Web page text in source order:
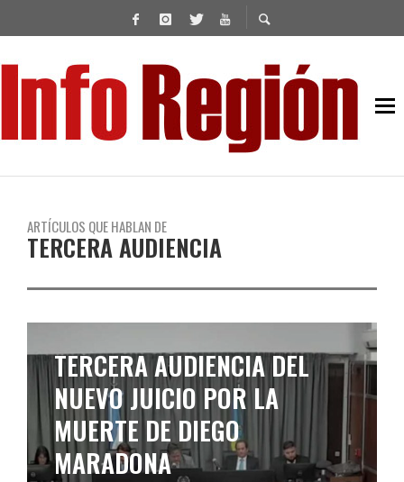
ARTÍCULOS QUE HABLAN DE
TERCERA AUDIENCIA
TERCERA AUDIENCIA DEL
NUEVO JUICIO POR LA
MUERTE DE DIEGO
MARADONA